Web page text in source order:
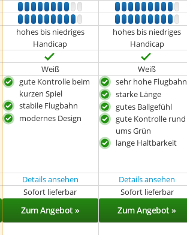
1 2 3 4 5 6 7 8 9 10 1 2 3 4 5 6 7 8 9 10
1 2 3 4 5 6 7 8 9 10 1 2 3 4 5 6 7 8 9 10
hohes bis niedriges
Handicap
hohes bis niedriges
Handicap
Weiß Weiß
gute Kontrolle beim
kurzen Spiel
stabile Flugbahn
modernes Design
sehr hohe Flugbahn
starke Länge
gutes Ballgefühl
gute Kontrolle rund
ums Grün
lange Haltbarkeit
Details ansehen Details ansehen
Sofort lieferbar Sofort lieferbar
Zum Angebot » Zum Angebot »